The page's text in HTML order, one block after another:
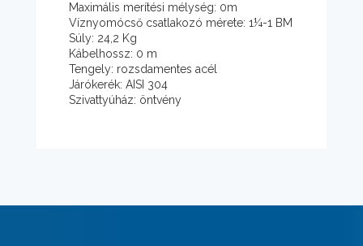
Maximális merítési mélység: 0m
Víznyomócső csatlakozó mérete: 1¼-1 BM
Súly: 24,2 Kg
Kábelhossz: 0 m
Tengely: rozsdamentes acél
Járókerék: AISI 304
Szivattyúház: öntvény